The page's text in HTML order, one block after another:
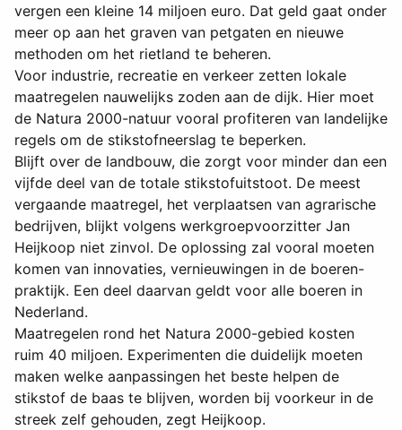
vergen een kleine 14 miljoen euro. Dat geld gaat onder
meer op aan het graven van petgaten en nieuwe
methoden om het rietland te beheren.
Voor industrie, recreatie en verkeer zetten lokale
maatregelen nauwelijks zoden aan de dijk. Hier moet
de Natura 2000-natuur vooral profiteren van landelijke
regels om de stikstofneerslag te beperken.
Blijft over de landbouw, die zorgt voor minder dan een
vijfde deel van de totale stikstofuitstoot. De meest
vergaande maatregel, het verplaatsen van agrarische
bedrijven, blijkt volgens werkgroepvoorzitter Jan
Heijkoop niet zinvol. De oplossing zal vooral moeten
komen van innovaties, vernieuwingen in de boeren-
praktijk. Een deel daarvan geldt voor alle boeren in
Nederland.
Maatregelen rond het Natura 2000-gebied kosten
ruim 40 miljoen. Experimenten die duidelijk moeten
maken welke aanpassingen het beste helpen de
stikstof de baas te blijven, worden bij voorkeur in de
streek zelf gehouden, zegt Heijkoop.